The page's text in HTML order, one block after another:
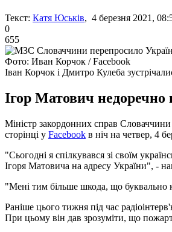
Текст: Катя Юськів, 4 березня 2021,
0
655
Фото: Иван Корчок / Facebook
Іван Корчок і Дмитро Кулеба
Ігор Матович недоречно
Міністр закордонних справ
сторінці у Facebook в ніч на четвер, 4
"Сьогодні я спілкувався зі своїм
Ігоря Матовича на адресу України", -
"Мені тим більше шкода, що буквально
Раніше цього тижня під час
При цьому він дав зрозуміти, що